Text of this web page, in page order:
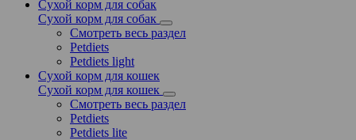
Сухой корм для собак
Сухой корм для собак
Смотреть весь раздел
Petdiets
Petdiets light
Сухой корм для кошек
Сухой корм для кошек
Смотреть весь раздел
Petdiets
Petdiets lite